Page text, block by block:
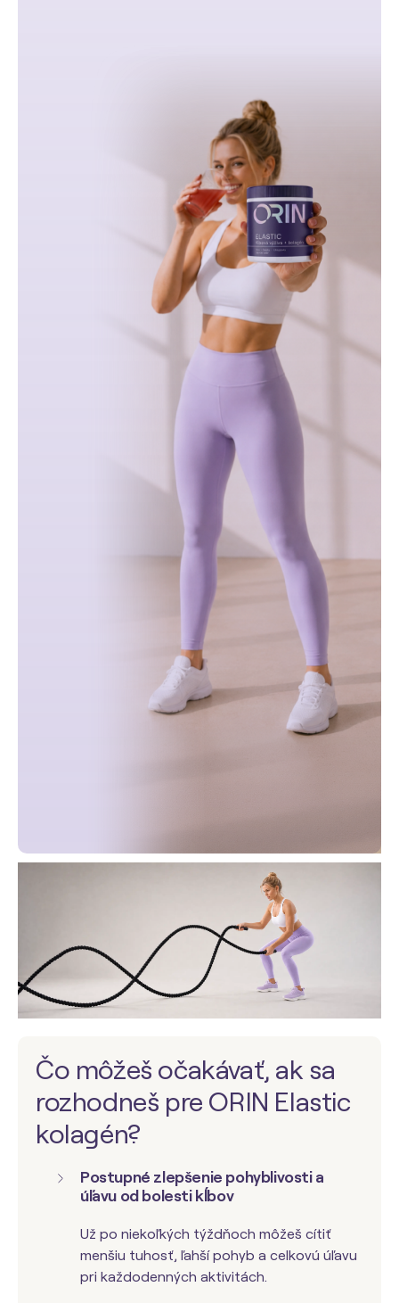
Čo môžeš očakávať, ak sa
rozhodneš pre ORIN Elastic
kolagén?
Postupné zlepšenie pohyblivosti a
úľavu od bolesti kĺbov
Už po niekoľkých týždňoch môžeš cítiť
menšiu tuhosť, ľahší pohyb a celkovú úľavu
pri každodenných aktivitách.